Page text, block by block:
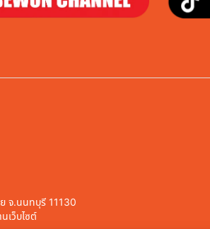
จ.นนทบุรี 11130
เว็บไซต์